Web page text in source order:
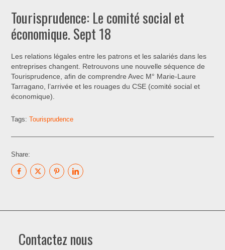
Tourisprudence: Le comité social et
économique. Sept 18
Les relations légales entre les patrons et les salariés dans les
entreprises changent. Retrouvons une nouvelle séquence de
Tourisprudence, afin de comprendre Avec M° Marie-Laure
Tarragano, l’arrivée et les rouages du CSE (comité social et
économique).
Tags:Tourisprudence
Share:
Contactez nous